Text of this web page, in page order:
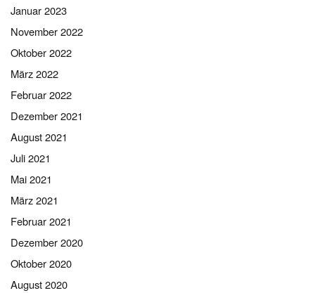
Januar 2023
November 2022
Oktober 2022
März 2022
Februar 2022
Dezember 2021
August 2021
Juli 2021
Mai 2021
März 2021
Februar 2021
Dezember 2020
Oktober 2020
August 2020